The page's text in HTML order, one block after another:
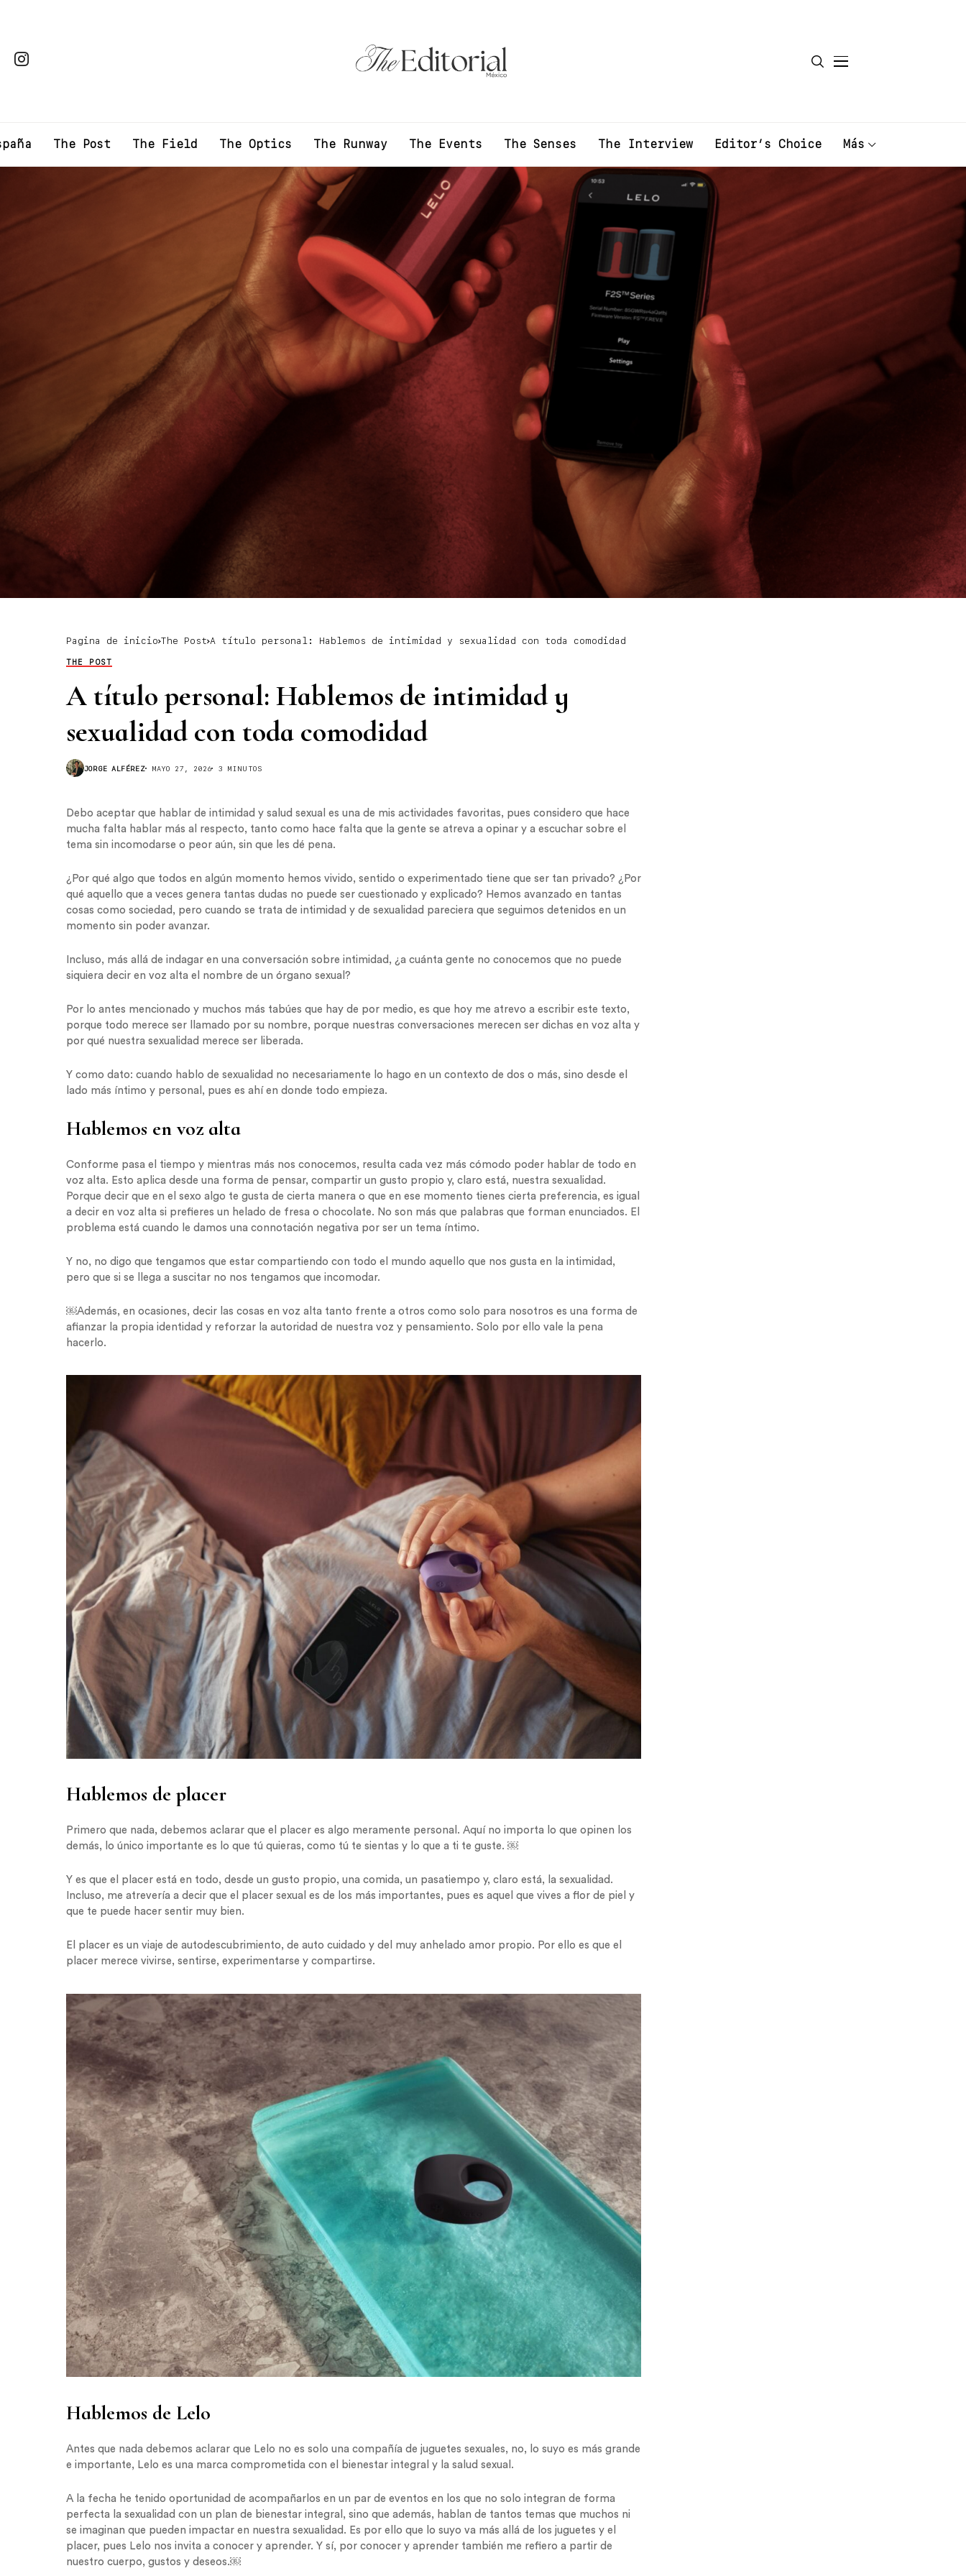
The Post The Field The Optics The Runway The Events The Senses The Interview Editor’s Choice Más
Pagina de inicio The Post A título personal: Hablemos de intimidad y sexualidad con toda comodidad
THE POST
A título personal: Hablemos de intimidad y
sexualidad con toda comodidad
JORGE ALFÉREZ MAYO 27, 2026 3 MINUTOS
Debo aceptar que hablar de intimidad y salud sexual es una de mis actividades favoritas, pues considero que hace
mucha falta hablar más al respecto, tanto como hace falta que la gente se atreva a opinar y a escuchar sobre el
tema sin incomodarse o peor aún, sin que les dé pena.
¿Por qué algo que todos en algún momento hemos vivido, sentido o experimentado tiene que ser tan privado? ¿Por
qué aquello que a veces genera tantas dudas no puede ser cuestionado y explicado? Hemos avanzado en tantas
cosas como sociedad, pero cuando se trata de intimidad y de sexualidad pareciera que seguimos detenidos en un
momento sin poder avanzar.
Incluso, más allá de indagar en una conversación sobre intimidad, ¿a cuánta gente no conocemos que no puede
siquiera decir en voz alta el nombre de un órgano sexual?
Por lo antes mencionado y muchos más tabúes que hay de por medio, es que hoy me atrevo a escribir este texto,
porque todo merece ser llamado por su nombre, porque nuestras conversaciones merecen ser dichas en voz alta y
por qué nuestra sexualidad merece ser liberada.
Y como dato: cuando hablo de sexualidad no necesariamente lo hago en un contexto de dos o más, sino desde el
lado más íntimo y personal, pues es ahí en donde todo empieza.
Hablemos en voz alta
Conforme pasa el tiempo y mientras más nos conocemos, resulta cada vez más cómodo poder hablar de todo en
voz alta. Esto aplica desde una forma de pensar, compartir un gusto propio y, claro está, nuestra sexualidad.
Porque decir que en el sexo algo te gusta de cierta manera o que en ese momento tienes cierta preferencia, es igual
a decir en voz alta si prefieres un helado de fresa o chocolate. No son más que palabras que forman enunciados. El
problema está cuando le damos una connotación negativa por ser un tema íntimo.
Y no, no digo que tengamos que estar compartiendo con todo el mundo aquello que nos gusta en la intimidad,
pero que si se llega a suscitar no nos tengamos que incomodar.
￼Además, en ocasiones, decir las cosas en voz alta tanto frente a otros como solo para nosotros es una forma de
afianzar la propia identidad y reforzar la autoridad de nuestra voz y pensamiento. Solo por ello vale la pena
hacerlo.
Hablemos de placer
Primero que nada, debemos aclarar que el placer es algo meramente personal. Aquí no importa lo que opinen los
demás, lo único importante es lo que tú quieras, como tú te sientas y lo que a ti te guste. ￼
Y es que el placer está en todo, desde un gusto propio, una comida, un pasatiempo y, claro está, la sexualidad.
Incluso, me atrevería a decir que el placer sexual es de los más importantes, pues es aquel que vives a flor de piel y
que te puede hacer sentir muy bien.
El placer es un viaje de autodescubrimiento, de auto cuidado y del muy anhelado amor propio. Por ello es que el
placer merece vivirse, sentirse, experimentarse y compartirse.
Hablemos de Lelo
Antes que nada debemos aclarar que Lelo no es solo una compañía de juguetes sexuales, no, lo suyo es más grande
e importante, Lelo es una marca comprometida con el bienestar integral y la salud sexual.
A la fecha he tenido oportunidad de acompañarlos en un par de eventos en los que no solo integran de forma
perfecta la sexualidad con un plan de bienestar integral, sino que además, hablan de tantos temas que muchos ni
se imaginan que pueden impactar en nuestra sexualidad. Es por ello que lo suyo va más allá de los juguetes y el
placer, pues Lelo nos invita a conocer y aprender. Y sí, por conocer y aprender también me refiero a partir de
nuestro cuerpo, gustos y deseos.￼